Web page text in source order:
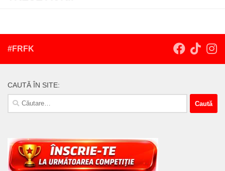
#FRFK
CAUTĂ ÎN SITE:
Caută
după: